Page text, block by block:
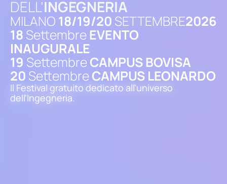
DELL’INGEGNERIA
MILANO 18/19/20 SETTEMBRE2026
18 Settembre EVENTO
INAUGURALE
19 SettembreCAMPUS BOVISA
20 SettembreCAMPUS LEONARDO
Il Festival gratuito dedicato all'universo
dell'Ingegneria.